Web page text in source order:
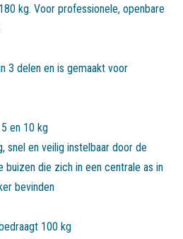
kg. Voor professionele, openbare
3 delen en is gemaakt voor
en 10 kg
snel en veilig instelbaar door de
die zich in een centrale as in
bevinden
100 kg